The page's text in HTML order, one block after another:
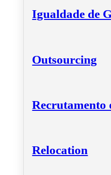
Igualdade de
Outsourcing
Recrutamento
Relocation